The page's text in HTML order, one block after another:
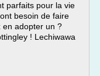
parfaits pour la vie
besoin de faire
en adopter un ?
! Lechiwawa